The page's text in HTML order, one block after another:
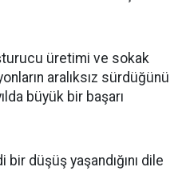
üretimi ve sokak
aralıksız sürdüğünü
büyük bir başarı
düşüş yaşandığını dile